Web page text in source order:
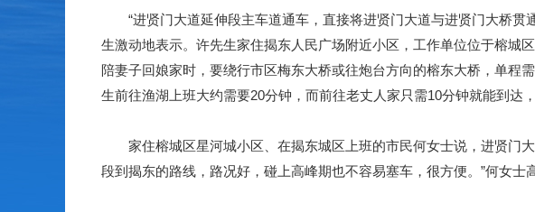
“进贤门大道延伸段主车道通车，直接将进贤门大道与进贤门大桥贯
生激动地表示。许先生家住揭东人民广场附近小区，工作单位位于榕城
陪妻子回娘家时，要绕行市区梅东大桥或往炮台方向的榕东大桥，单程
生前往渔湖上班大约需要20分钟，而前往老丈人家只需10分钟就能到达
家住榕城区星河城小区、在揭东城区上班的市民何女士说，进贤门大
段到揭东的路线，路况好，碰上高峰期也不容易塞车，很方便。”何女士